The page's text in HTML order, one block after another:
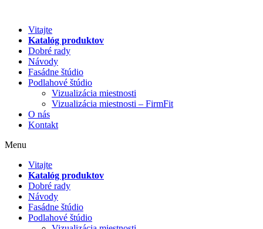
obsah
Vitajte
Katalóg produktov
Dobré rady
Návody
Fasádne štúdio
Podlahové štúdio
Vizualizácia miestnosti
Vizualizácia miestnosti – FirmFit
O nás
Kontakt
Menu
Vitajte
Katalóg produktov
Dobré rady
Návody
Fasádne štúdio
Podlahové štúdio